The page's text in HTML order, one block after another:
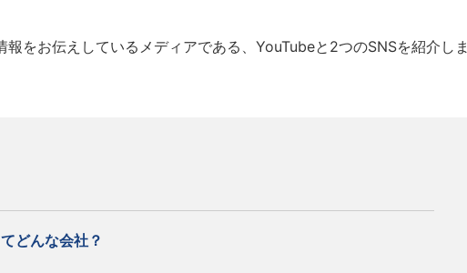
をお伝えしているメディアである、YouTubeと2つのSNSを紹介しま
どんな会社？